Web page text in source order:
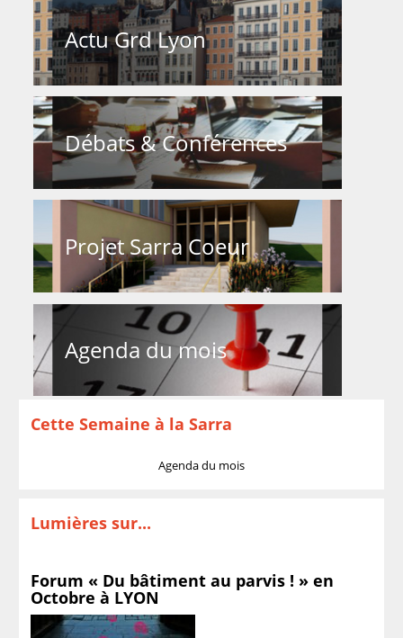
Actu Grd Lyon
Débats & Conférences
Projet Sarra Coeur
Agenda du mois
Cette Semaine à la Sarra
Agenda du mois
Lumières sur...
Forum « Du bâtiment au parvis ! » en
Octobre à LYON